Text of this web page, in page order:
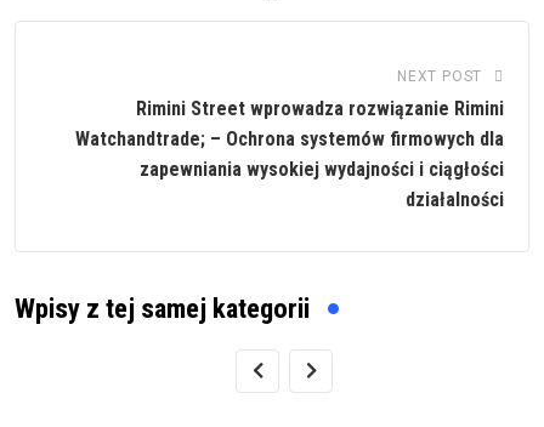
NEXT POST
Rimini Street wprowadza rozwiązanie Rimini
Watchandtrade; – Ochrona systemów firmowych dla
zapewniania wysokiej wydajności i ciągłości
działalności
Wpisy z tej samej kategorii